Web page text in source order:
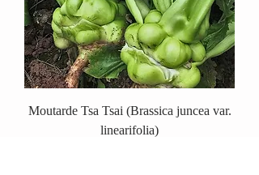
Moutarde Tsa Tsai (Brassica juncea var.
linearifolia)